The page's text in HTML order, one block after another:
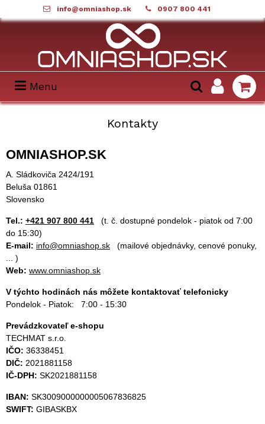
info@omniashop.sk 0907 800 441
Menu
Kontakty
OMNIASHOP.SK
A. Sládkoviča 2424/191
Beluša 01861
Slovensko
Tel.: +421 907 800 441 (t. č. dostupné pondelok - piatok od 7:00
do 15:30)
E-mail: info@omniashop.sk (mailové objednávky, cenové ponuky,
... )
Web: www.omniashop.sk
V týchto hodinách nás môžete kontaktovať telefonicky
Pondelok - Piatok:
7:00 - 15:30
Prevádzkovateľ e-shopu
TECHMAT s.r.o.
IČO: 36338451
DIČ: 2021881158
IČ-DPH: SK2021881158
IBAN: SK3009000000005067836825
SWIFT: GIBASKBX